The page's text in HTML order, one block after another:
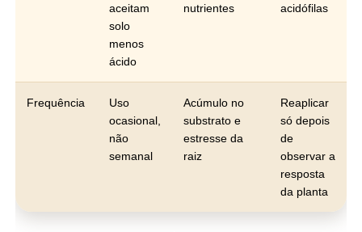
aceitam
solo
menos
ácido
nutrientes
acidófilas
Frequência
Uso
ocasional,
não
semanal
Acúmulo no
substrato e
estresse da
raiz
Reaplicar
só depois
de
observar a
resposta
da planta